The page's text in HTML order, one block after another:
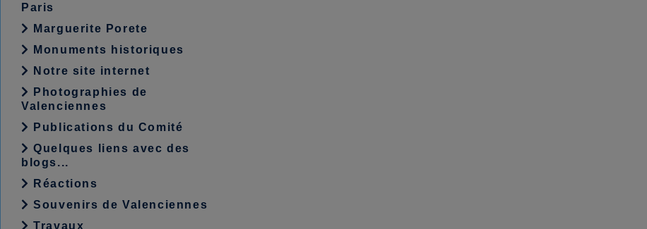
Paris
Marguerite Porete
Monuments historiques
Notre site internet
Photographies de
Valenciennes
Publications du Comité
Quelques liens avec des
blogs...
Réactions
Souvenirs de Valenciennes
Travaux